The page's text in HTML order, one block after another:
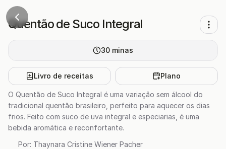
Quentão de Suco Integral
30 minas
Livro de receitas Plano
O Quentão de Suco Integral é uma variação sem álcool do
tradicional quentão brasileiro, perfeito para aquecer os dias
frios. Feito com suco de uva integral e especiarias, é uma
bebida aromática e reconfortante.
Por: Thaynara Cristine Wiener Pacher